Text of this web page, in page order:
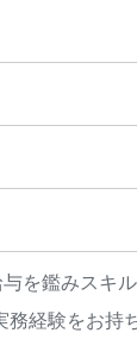
を鑑みスキ
経験をお持